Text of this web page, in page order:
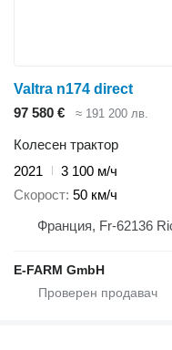
Valtra n174 direct
97 580 €
≈ 191 200 лв.
Колесен трактор
2021
3 100 м/ч
Скорост 50 км/ч
Франция, Fr-62136
E-FARM GmbH